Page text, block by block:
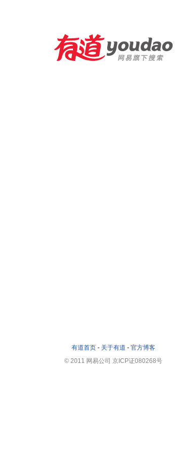
有道首页 - 关于有道 - 官方博客
© 2011 网易公司 京ICP证080268号